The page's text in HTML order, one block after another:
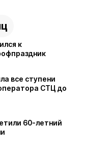
к
все ступени
СТЦ до
60-летний